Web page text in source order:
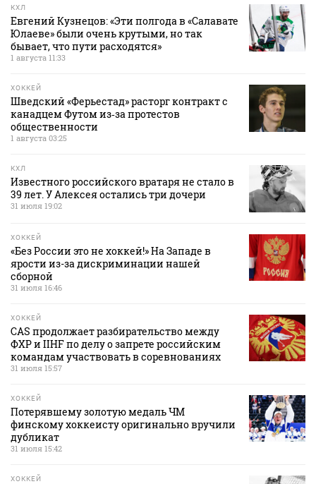
КХЛ
Евгений Кузнецов: «Эти полгода в «Салавате
Юлаеве» были очень крутыми, но так
бывает, что пути расходятся»
1 августа 11:33
ХОККЕЙ
Шведский «Ферьестад» расторг контракт с
канадцем Футом из‑за протестов
общественности
1 августа 03:25
КХЛ
Известного российского вратаря не стало в
39 лет. У Алексея остались три дочери
31 июля 19:02
ХОККЕЙ
«Без России это не хоккей!» На Западе в
ярости из-за дискриминации нашей
сборной
31 июля 16:46
ХОККЕЙ
CAS продолжает разбирательство между
ФХР и IIHF по делу о запрете российским
командам участвовать в соревнованиях
31 июля 15:57
ХОККЕЙ
Потерявшему золотую медаль ЧМ
финскому хоккеисту оригинально вручили
дубликат
31 июля 15:42
ХОККЕЙ